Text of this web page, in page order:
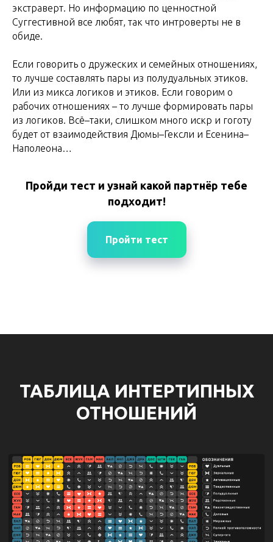
экстраверт. Но информацию по ценностной
Суггестивной все любят, так что интроверты не в
обиде.
Если говорить о дружеских и семейных отношениях,
то лучше составлять пары из полудуальных этиков.
Или из микса логиков и этиков. Если говорим о
рабочих отношениях – то лучше формировать пары
из логиков. Всё–таки, слишком много искр и гоготу
будет от взаимодействия Дюмы–Гексли и Есенина–
Наполеона…
Пройди тест и узнай какой партнёр тебе
подходит!
Пройти тест
ТАБЛИЦА ИНТЕРТИПНЫХ
ОТНОШЕНИЙ